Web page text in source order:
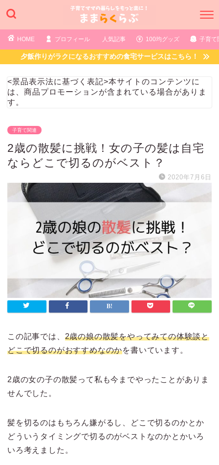
HOME プロフィール 人気記事 100均グッズ 子育て
夕飯作りがラクになるおすすめの食宅サービスはこちら！
<景品表示法に基づく表記>本サイトのコンテンツに
は、商品プロモーションが含まれている場合がありま
す。
子育て関連
2歳の散髪に挑戦！女の子の髪は自宅
ならどこで切るのがベスト？
2020年7月6日
この記事では、 2歳の娘の散髪をやってみての体験談と
どこで切るのがおすすめなのかを書いています。
2歳の女の子の散髪って私も今までやったことがありま
せんでした。
髪を切るのはもちろん嫌がるし、どこで切るのかとか
どういうタイミングで切るのがベストなのかとかいろ
いろ考えました。